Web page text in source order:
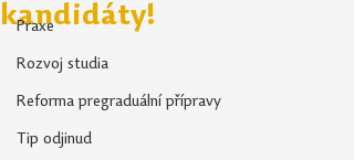
Praxe
Rozvoj studia
Reforma pregraduální přípravy
Tip odjinud
kandidáty!